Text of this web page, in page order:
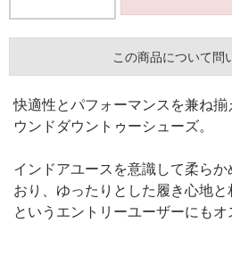
この商品について問
快適性とパフォーマンスを兼ね
ウンドダウントゥーシューズ。
インドアユースを意識して柔ら
おり、ゆったりとした履き心地
というエントリーユーザーにもオ